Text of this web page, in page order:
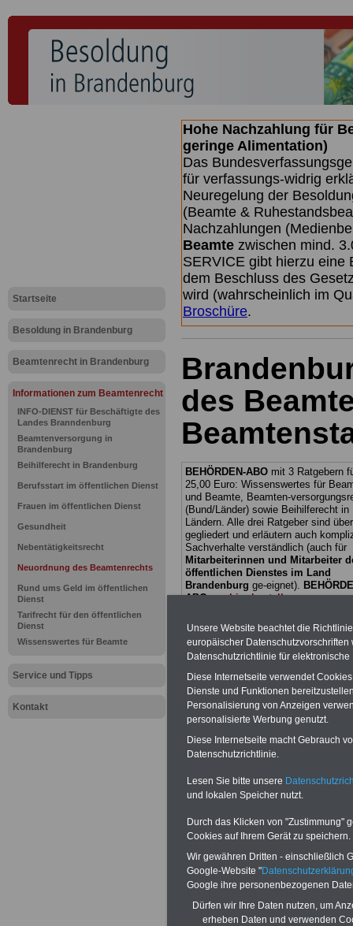
Startseite
Besoldung in Brandenburg
Beamtenrecht in Brandenburg
Informationen zum Beamtenrecht
INFO-DIENST für Beschäftigte des
Landes Branndenburg
Beamtenversorgung in
Brandenburg
Beihilferecht in Brandenburg
Berufsstart im öffentlichen Dienst
Frauen im öffentlichen Dienst
Gesundheit
Nebentätigkeitsrecht
Neuordnung des Beamtenrechts
Rund ums Geld im öffentlichen
Dienst
Tarifrecht für den öffentlichen
Dienst
Wissenswertes für Beamte
Service und Tipps
Kontakt
Hohe Nachzahlung für
geringe Alimentation)
Das
für verfassungs-widrig
Neuregelung der
(Beamte &
Nachzahlungen
Beamte zwischen mind.
SERVICE gibt hierzu eine
dem Beschluss des
wird (wahrscheinlich im
Broschüre.
des
BEHÖRDEN-ABO mit 3 Ratgebern
25,00 Euro: Wissenswertes für
und Beamte, Beamten-
(Bund/Länder) sowie Beihilferecht in
Ländern. Alle drei Ratgeber sind
gegliedert und erläutern auch
Sachverhalte verständlich (auch für
Mitarbeiterinnen und Mitarbeiter
öffentlichen Dienstes im Land
Brandenburg ge-eignet).
ABO>>> hier bestellen
Teilweise 5-stellige Nachzahlungen
Beamtinnen & Beamte in Bund und
durch Neuordnung der
Weitere
Themen von
Beihilferecht:
Unsere Website beachtet die
europäischer
Datenschutzrichtlinie für
Diese Internetseite verwendet
Dienste und Funktionen
Personalisierung von Anzeigen
personalisierte Werbung genutzt.
Diese Internetseite macht Gebrauch
Datenschutzrichtlinie.
Lesen Sie bitte unsere
und lokalen Speicher nutzt.
Durch das Klicken von "Zustimmung"
Cookies auf Ihrem Gerät zu speichern.
Wir gewähren Dritten - einschließlich
Google-Website "
Google ihre personenbezogenen
Dürfen wir Ihre Daten nutzen, um
erheben Daten und verwenden